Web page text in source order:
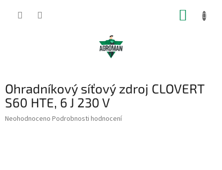
Ohradníkový síťový zdroj CLOVERT
S60 HTE, 6 J 230 V
Průměrné
Neohodnoceno Podrobnosti hodnocení